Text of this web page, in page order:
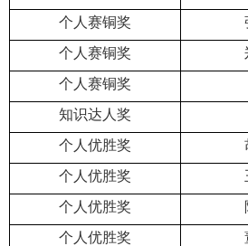
个人赛铜奖
个人赛铜奖
个人赛铜奖
知识达人奖
个人优胜奖
个人优胜奖
个人优胜奖
个人优胜奖